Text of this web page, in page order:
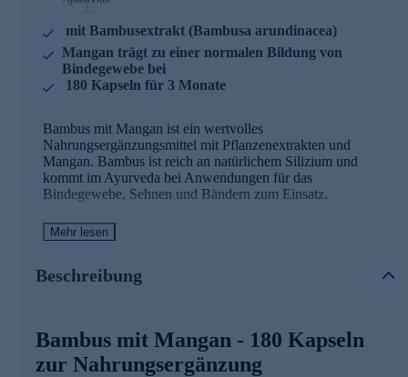
mit Bambusextrakt (Bambusa arundinacea)
Mangan trägt zu einer normalen Bildung von
Bindegewebe bei
180 Kapseln für 3 Monate
Bambus mit Mangan ist ein wertvolles
Nahrungsergänzungsmittel mit Pflanzenextrakten und
Mangan. Bambus ist reich an natürlichem Silizium und
kommt im Ayurveda bei Anwendungen für das
Bindegewebe, Sehnen und Bändern zum Einsatz.
Bambus mit Mangan - Zutaten und
Bambusextrakt (Bambusa arundinacea) –-200 mg pro
Mangan trägt zu einer normalen Bildung von
Bindegewebe bei
Mehr lesen
Beschreibung
Bambus mit Mangan - 180 Kapseln
zur Nahrungsergänzung